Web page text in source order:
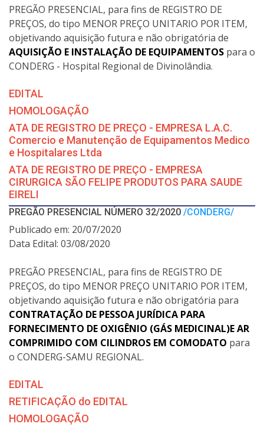
PREGÃO PRESENCIAL, para fins de REGISTRO DE
PREÇOS, do tipo MENOR PREÇO UNITARIO POR ITEM,
objetivando aquisição futura e não obrigatória de
AQUISIÇÃO E INSTALAÇÃO DE EQUIPAMENTOS para o
CONDERG - Hospital Regional de Divinolândia.
EDITAL
HOMOLOGAÇÃO
ATA DE REGISTRO DE PREÇO - EMPRESA L.A.C.
Comercio e Manutenção de Equipamentos Medico
e Hospitalares Ltda
ATA DE REGISTRO DE PREÇO - EMPRESA
CIRURGICA SÃO FELIPE PRODUTOS PARA SAUDE
EIRELI
PREGÃO PRESENCIAL NÚMERO 32/2020 /CONDERG/
Publicado em: 20/07/2020
Data Edital: 03/08/2020
PREGÃO PRESENCIAL, para fins de REGISTRO DE
PREÇOS, do tipo MENOR PREÇO UNITARIO POR ITEM,
objetivando aquisição futura e não obrigatória para
CONTRATAÇÃO DE PESSOA JURÍDICA PARA
FORNECIMENTO DE OXIGÊNIO (GÁS MEDICINAL)E AR
COMPRIMIDO COM CILINDROS EM COMODATO para
o CONDERG-SAMU REGIONAL.
EDITAL
RETIFICAÇÃO do EDITAL
HOMOLOGAÇÃO